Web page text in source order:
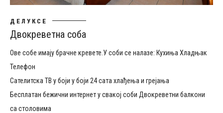
ДЕЛУКСЕ
Двокреветна соба
Ове собе имају брачне кревете.У соби се налазе: Кухиња Хладњак
Телефон
Сателитска ТВ у боји у боји 24 сата хлађења и грејања
Бесплатан бежични интернет у свакој соби Двокреветни балкони
са столовима